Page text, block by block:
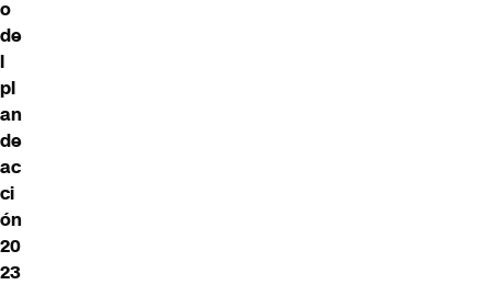
o
de
l
pl
an
de
ac
ci
ón
20
23